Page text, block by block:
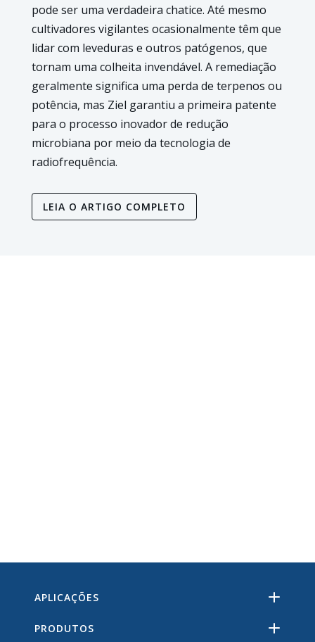
pode ser uma verdadeira chatice. Até mesmo
cultivadores vigilantes ocasionalmente têm que
lidar com leveduras e outros patógenos, que
tornam uma colheita invendável. A remediação
geralmente significa uma perda de terpenos ou
potência, mas Ziel garantiu a primeira patente
para o processo inovador de redução
microbiana por meio da tecnologia de
radiofrequência.
LEIA O ARTIGO COMPLETO
APLICAÇÕES
PRODUTOS